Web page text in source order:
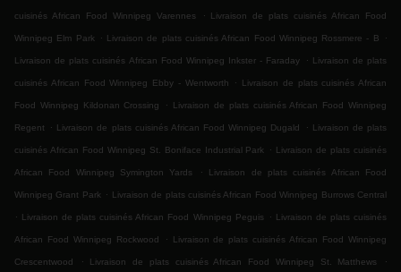
cuisinés African Food Winnipeg Varennes . Livraison de plats cuisinés African Food
Winnipeg Elm Park . Livraison de plats cuisinés African Food Winnipeg Rossmere - B .
Livraison de plats cuisinés African Food Winnipeg Inkster - Faraday . Livraison de plats
cuisinés African Food Winnipeg Ebby - Wentworth . Livraison de plats cuisinés African
Food Winnipeg Kildonan Crossing . Livraison de plats cuisinés African Food Winnipeg
Regent . Livraison de plats cuisinés African Food Winnipeg Dugald . Livraison de plats
cuisinés African Food Winnipeg St. Boniface Industrial Park . Livraison de plats cuisinés
African Food Winnipeg Symington Yards . Livraison de plats cuisinés African Food
Winnipeg Grant Park . Livraison de plats cuisinés African Food Winnipeg Burrows Central
. Livraison de plats cuisinés African Food Winnipeg Peguis . Livraison de plats cuisinés
African Food Winnipeg Rockwood . Livraison de plats cuisinés African Food Winnipeg
Crescentwood . Livraison de plats cuisinés African Food Winnipeg St. Matthews .